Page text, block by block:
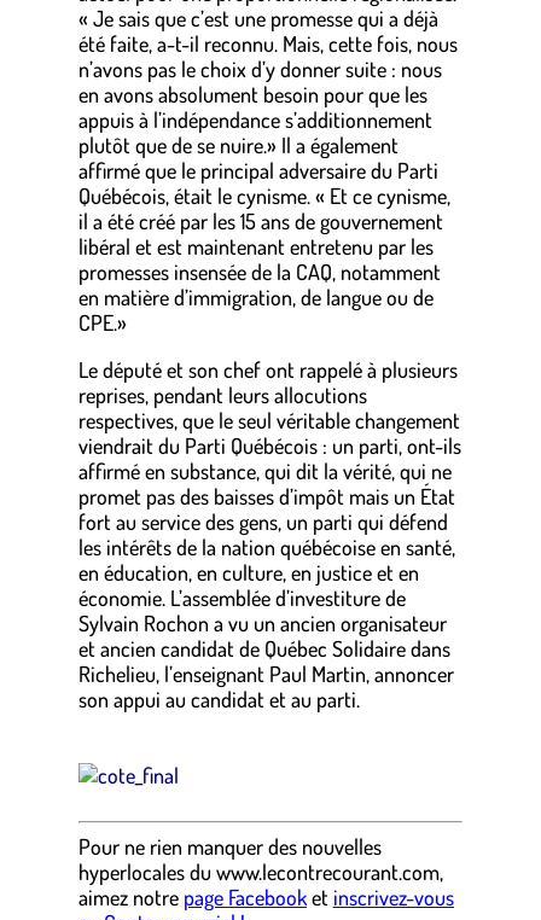
« Je sais que c’est une promesse qui a déjà
été faite, a-t-il reconnu. Mais, cette fois, nous
n’avons pas le choix d’y donner suite : nous
en avons absolument besoin pour que les
appuis à l’indépendance s’additionnement
plutôt que de se nuire.» Il a également
affirmé que le principal adversaire du Parti
Québécois, était le cynisme. « Et ce cynisme,
il a été créé par les 15 ans de gouvernement
libéral et est maintenant entretenu par les
promesses insensée de la CAQ, notamment
en matière d’immigration, de langue ou de
CPE.»
Le député et son chef ont rappelé à plusieurs
reprises, pendant leurs allocutions
respectives, que le seul véritable changement
viendrait du Parti Québécois : un parti, ont-ils
affirmé en substance, qui dit la vérité, qui ne
promet pas des baisses d’impôt mais un État
fort au service des gens, un parti qui défend
les intérêts de la nation québécoise en santé,
en éducation, en culture, en justice et en
économie. L’assemblée d’investiture de
Sylvain Rochon a vu un ancien organisateur
et ancien candidat de Québec Solidaire dans
Richelieu, l’enseignant Paul Martin, annoncer
son appui au candidat et au parti.
Pour ne rien manquer des nouvelles
hyperlocalesdu www.lecontrecourant.com,
aimez notre page Facebooket inscrivez-vous